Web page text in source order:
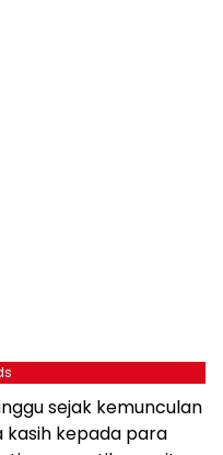
sejak kemunculan
kepada para